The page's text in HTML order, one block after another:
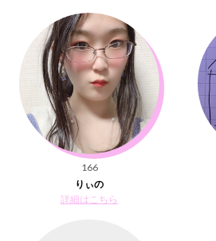
166
りぃの
詳細はこちら